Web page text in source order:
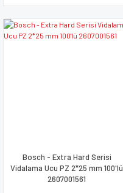
Bosch - Extra Hard Serisi
Vidalama Ucu PZ 2*25 mm 100'lü
2607001561